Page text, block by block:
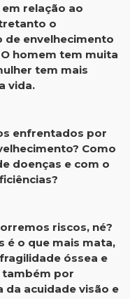
relação ao
o
envelhecimento
homem tem muita
tem mais
vida.
enfrentados por
Como
doenças e com o
riscos, né?
é o que mais mata,
óssea e
por
da acuidade visão e